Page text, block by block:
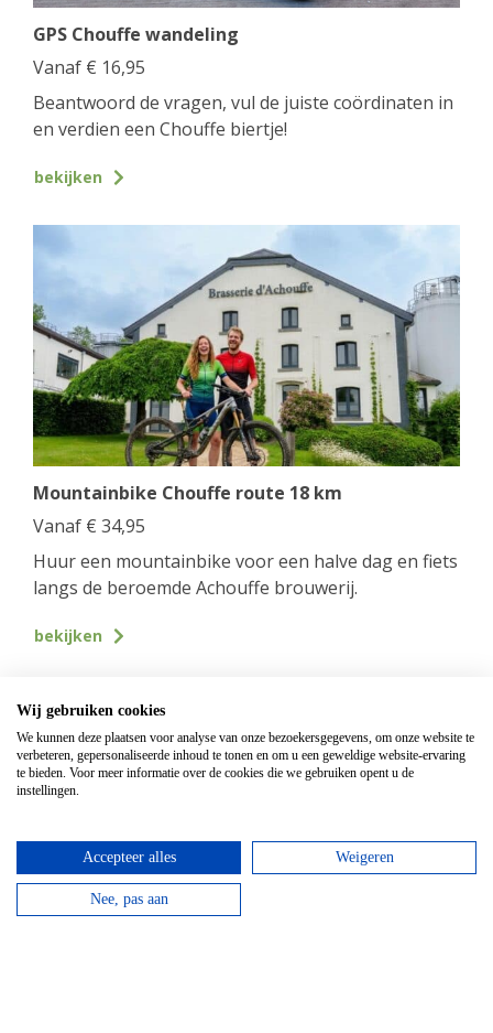
GPS Chouffe wandeling
Vanaf € 16,95
Beantwoord de vragen, vul de juiste coördinaten in
en verdien een Chouffe biertje!
bekijken
Mountainbike Chouffe route 18 km
Vanaf € 34,95
Huur een mountainbike voor een halve dag en fiets
langs de beroemde Achouffe brouwerij.
bekijken
Top hotels
Wij gebruiken cookies
We kunnen deze plaatsen voor analyse van onze bezoekersgegevens, om onze website te
verbeteren, gepersonaliseerde inhoud te tonen en om u een geweldige website-ervaring
te bieden. Voor meer informatie over de cookies die we gebruiken opent u de
instellingen.
Accepteer alles Weigeren
Nee, pas aan